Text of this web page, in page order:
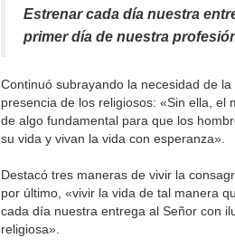
Estrenar cada día nuestra
primer día de nuestra
Continuó subrayando la necesidad de
presencia de los religiosos: «Sin ella,
de algo fundamental para que los
su vida y vivan la vida con esperanza».
Destacó tres maneras de vivir la
por último, «vivir la vida de tal manera
cada día nuestra entrega al Señor con
religiosa».